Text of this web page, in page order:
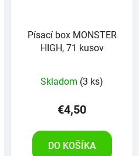
Písací box MONSTER
HIGH, 71 kusov
Skladom (3 ks)
€4,50
DO KOŠÍKA